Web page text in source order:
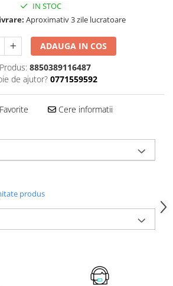
IN STOC
Aproximativ 3 zile lucratoare
ADAUGA IN COS
8850389116487
de ajutor? 0771559592
Cere informatii
produs